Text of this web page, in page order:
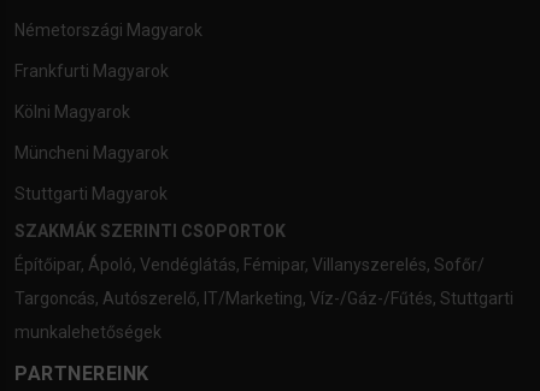
Németországi Magyarok
Frankfurti Magyarok
Kölni Magyarok
Müncheni Magyarok
Stuttgarti Magyarok
SZAKMÁK SZERINTI CSOPORTOK
Építőipar, Ápoló, Vendéglátás, Fémipar, Villanyszerelés, Sofőr/
Targoncás, Autószerelő, IT/Marketing, Víz-/Gáz-/Fűtés, Stuttgarti
munkalehetőségek
PARTNEREINK